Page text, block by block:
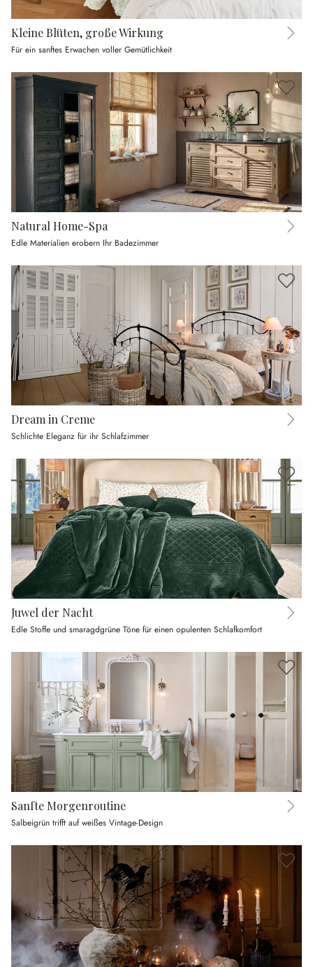
Kleine Blüten, große Wirkung
Für ein sanftes Erwachen voller Gemütlichkeit
Natural Home-Spa
Edle Materialien erobern Ihr Badezimmer
Dream in Creme
Schlichte Eleganz für ihr Schlafzimmer
Juwel der Nacht
Edle Stoffe und smaragdgrüne Töne für einen opulenten Schlafkomfort
Sanfte Morgenroutine
Salbeigrün trifft auf weißes Vintage-Design